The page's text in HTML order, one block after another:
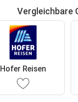
Vergleichbare
Hofer Reisen